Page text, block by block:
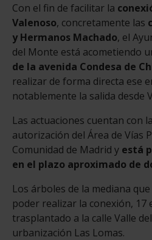
Con el fin de facilitar la
Valenoso, concretamente las
y Hermanos Machado, el
del Monte está acometiendo
de la avenida Condesa de
realizar de forma directa ese
notablemente la salida desde
Las actuaciones cuentan con
autorización del Área de Vías
Comunidad de Madrid y está
en el plazo aproximado de
Los árboles de la mediana
poder realizar la conexión, 17
trasplantado a la calle Valle
urbanización Las Lomas.